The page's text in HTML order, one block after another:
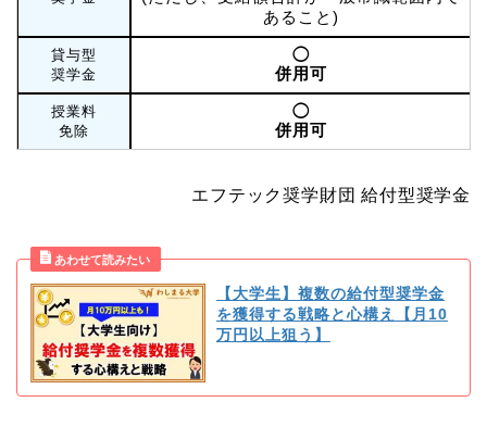
あること)
貸与型
奨学金
◯
併用可
授業料
免除
◯
併用可
エフテック奨学財団 給付型奨学金
【大学生】複数の給付型奨学金
を獲得する戦略と心構え【月10
万円以上狙う】